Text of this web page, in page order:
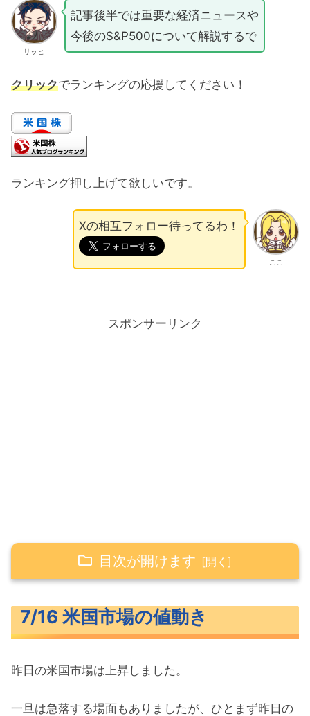
リッヒ
記事後半では重要な経済ニュースや
今後のS&P500について解説するで
クリックでランキングの応援してください！
ランキング押し上げて欲しいです。
ここ
Xの相互フォロー待ってるわ！
スポンサーリンク
目次が開けます
米主要3指数の値動き
S&P500ヒートマップ
セクター別パフォーマンス
7/16 米国市場の値動き
昨日の米国市場は上昇しました。
一旦は急落する場面もありましたが、ひとまず昨日の